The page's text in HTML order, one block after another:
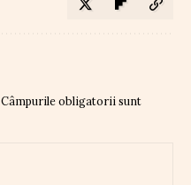
Câmpurile obligatorii sunt